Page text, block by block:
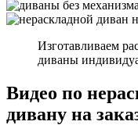
Изготавливаем
диваны
Видео по
дивану на